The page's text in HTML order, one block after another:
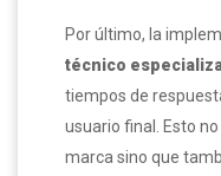
Por último, la
técnico
tiempos de
usuario final. Esto
marca sino que